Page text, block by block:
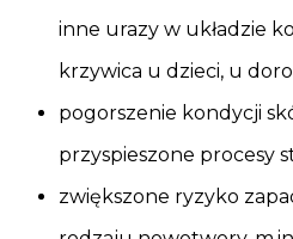
inne urazy w układzie
krzywica u dzieci, u
pogorszenie kondycji
przyspieszone procesy
zwiększone ryzyko